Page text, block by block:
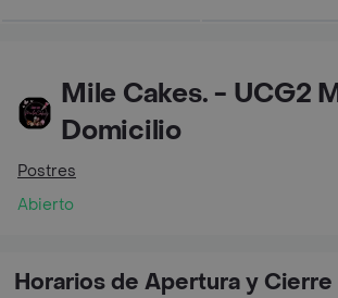
Mile Cakes. - UCG2
Domicilio
Postres
Abierto
Horarios de Apertura y Cierre